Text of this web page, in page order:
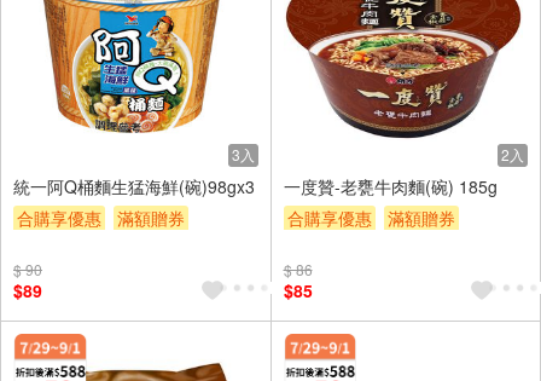
3入
統一阿Q桶麵生猛海鮮(碗)98gx3
合購享優惠
滿額贈券
$ 90
$89
2入
一度贊-老甕牛肉麵(碗) 185g
合購享優惠
滿額贈券
$ 86
$85